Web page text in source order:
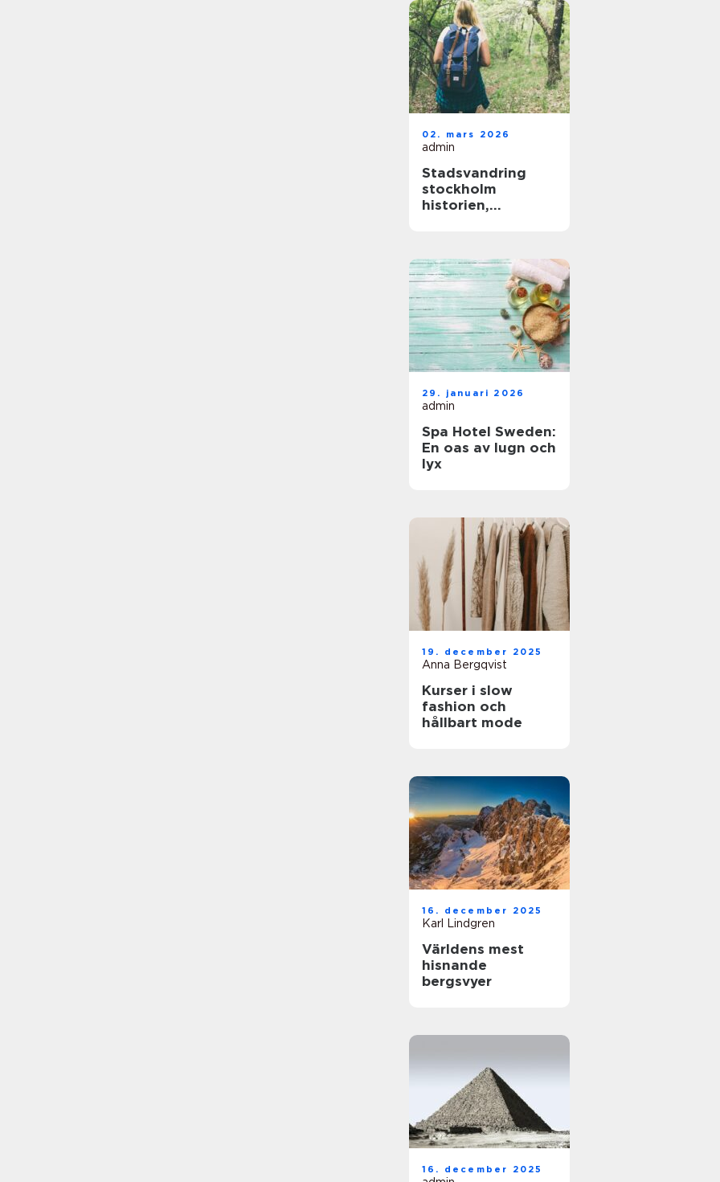
02. mars 2026
admin
Stadsvandring
stockholm
historien,
29. januari 2026
admin
Spa Hotel Sweden:
En oas av lugn och
lyx
19. december 2025
Anna Bergqvist
Kurser i slow
fashion och
hållbart mode
16. december 2025
Karl Lindgren
Världens mest
hisnande
bergsvyer
16. december 2025